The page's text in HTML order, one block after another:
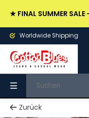
★ FINAL SUMMER
Worldwide Shipping
Zurück